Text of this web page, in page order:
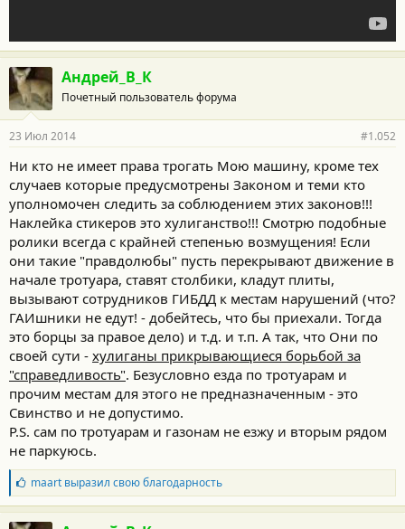
Андрей_В_К
Почетный пользователь форума
23 Июл 2014 #1.052
Ни кто не имеет права трогать Мою машину, кроме тех
случаев которые предусмотрены Законом и теми кто
уполномочен следить за соблюдением этих законов!!!
Наклейка стикеров это хулиганство!!! Смотрю подобные
ролики всегда с крайней степенью возмущения! Если
они такие "правдолюбы" пусть перекрывают движение в
начале тротуара, ставят столбики, кладут плиты,
вызывают сотрудников ГИБДД к местам нарушений (что?
ГАИшники не едут! - добейтесь, что бы приехали. Тогда
это борцы за правое дело) и т.д. и т.п. А так, что Они по
своей сути - хулиганы прикрывающиеся борьбой за
"справедливость". Безусловно езда по тротуарам и
прочим местам для этого не предназначенным - это
Свинство и не допустимо.
P.S. сам по тротуарам и газонам не езжу и вторым рядом
не паркуюсь.
Б
л
а
г
maartвыразил свою благодарность